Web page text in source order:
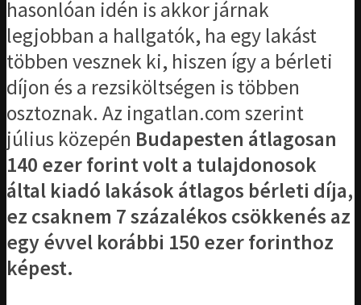
hasonlóan idén is akkor járnak
legjobban a hallgatók, ha egy lakást
többen vesznek ki, hiszen így a bérleti
díjon és a rezsiköltségen is többen
osztoznak. Az ingatlan.com szerint
július közepén Budapesten átlagosan
140 ezer forint volt a tulajdonosok
által kiadó lakások átlagos bérleti díja,
ez csaknem 7 százalékos csökkenés az
egy évvel korábbi 150 ezer forinthoz
képest.